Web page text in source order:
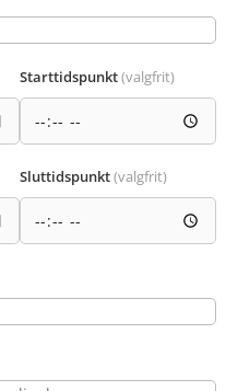
Starttidspunkt(valgfrit)
Sluttidspunkt(valgfrit)